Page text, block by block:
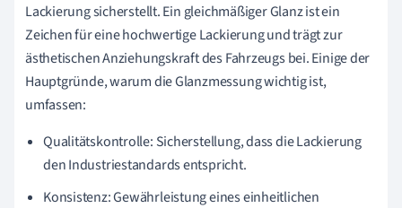
Lackierung sicherstellt. Ein gleichmäßiger Glanz ist ein
Zeichen für eine hochwertige Lackierung und trägt zur
ästhetischen Anziehungskraft des Fahrzeugs bei. Einige der
Hauptgründe, warum die Glanzmessung wichtig ist,
umfassen:
Qualitätskontrolle: Sicherstellung, dass die Lackierung
den Industriestandards entspricht.
Konsistenz: Gewährleistung eines einheitlichen